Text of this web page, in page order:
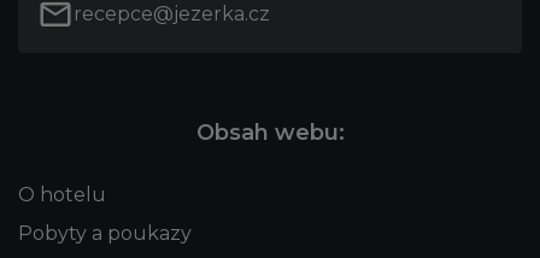
recepce@jezerka.cz
Obsah webu:
O hotelu
Pobyty a poukazy